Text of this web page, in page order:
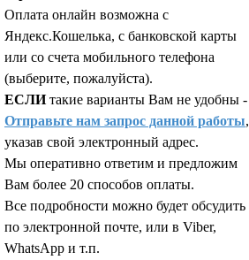
Оплата онлайн возможна с
Яндекс.Кошелька, с банковской карты
или со счета мобильного телефона
(выберите, пожалуйста).
ЕСЛИтакие варианты Вам не удобны -
Отправьте нам запрос данной работы,
указав свой электронный адрес.
Мы оперативно ответим и предложим
Вам более 20 способов оплаты.
Все подробности можно будет обсудить
по электронной почте, или в Viber,
WhatsApp и т.п.